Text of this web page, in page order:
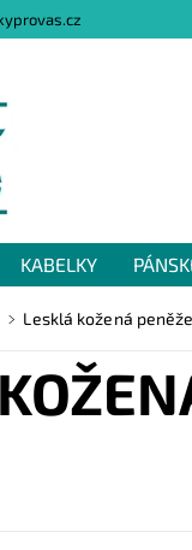
KABELKY
NAPIŠTE NÁM
Lesklá kožená